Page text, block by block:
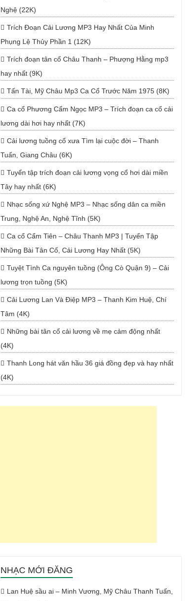
Nghệ (22K)
Trích Đoạn Cải Lương MP3 Hay Nhất Của Minh
Phụng Lệ Thủy Phần 1 (12K)
Trích đoạn tân cổ Châu Thanh – Phượng Hằng mp3
hay nhất (9K)
Tấn Tài, Mỹ Châu Mp3 Ca Cổ Trước Năm 1975 (8K)
Ca cổ Phương Cẩm Ngọc MP3 – Trích đoạn ca cổ cải
lương dài hơi hay nhất (7K)
Cải lương tuồng cổ xưa Tìm lại cuộc đời – Thanh
Tuấn, Giang Châu (6K)
Tuyển tập trích đoạn cải lương vọng cổ hơi dài miền
Tây hay nhất (6K)
Nhạc sống xứ Nghệ MP3 – Nhạc sống dân ca miền
Trung, Nghệ An, Nghệ Tĩnh (5K)
Ca cổ Cẩm Tiên – Châu Thanh MP3 | Tuyển Tập
Những Bài Tân Cổ, Cải Lương Hay Nhất (5K)
Tuyệt Tình Ca nguyên tuồng (Ông Cò Quận 9) – Cải
lương trọn tuồng (5K)
Cải Lương Lan Và Điệp MP3 – Thanh Kim Huệ, Chí
Tâm (4K)
Những bài tân cổ cải lương về mẹ cảm động nhất
(4K)
Thanh Long hát văn hầu 36 giá đồng đẹp và hay nhất
(4K)
NHẠC MỚI ĐĂNG
Lan Huệ sầu ai – Minh Vương, Mỹ Châu Thanh Tuấn,